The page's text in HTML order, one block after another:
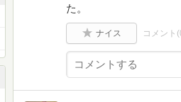
た。
ナイス コメント(